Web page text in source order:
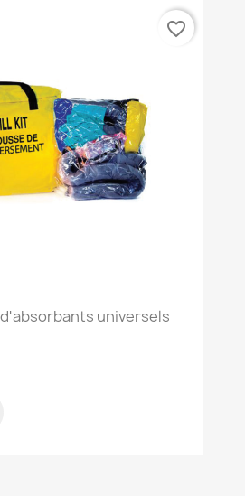
universels
favorite_border